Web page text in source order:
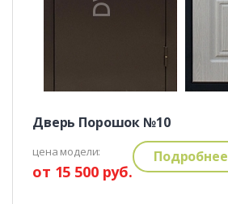
Дверь Порошок №10
цена модели:
от 15 500 руб.
Подробнее